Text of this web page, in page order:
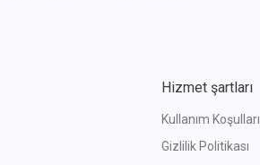
Hizmet şartları
Kullanım Koşulları
Gizlilik Politikası